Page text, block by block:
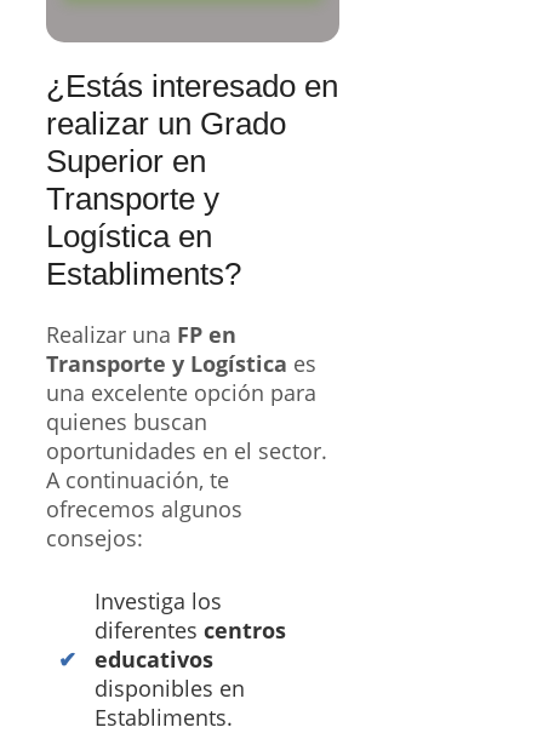
¿Estás interesado en
realizar un Grado
Superior en
Transporte y
Logística en
Establiments?
Realizar una FP en
Transporte y Logística es
una excelente opción para
quienes buscan
oportunidades en el sector.
A continuación, te
ofrecemos algunos
consejos:
Investiga los
diferentes centros
educativos
disponibles en
Establiments.